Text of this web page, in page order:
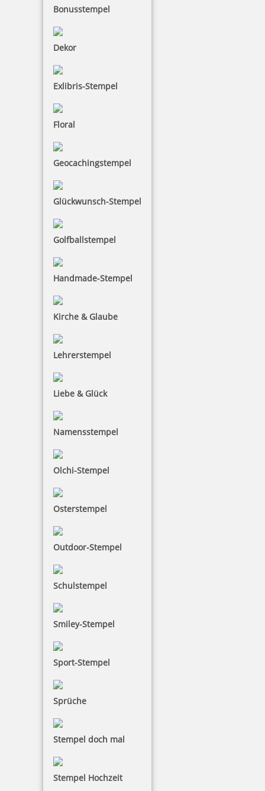
Bonusstempel
Dekor
Exlibris-Stempel
Floral
Geocachingstempel
Glückwunsch-Stempel
Golfballstempel
Handmade-Stempel
Kirche & Glaube
Lehrerstempel
Liebe & Glück
Namensstempel
Olchi-Stempel
Osterstempel
Outdoor-Stempel
Schulstempel
Smiley-Stempel
Sport-Stempel
Sprüche
Stempel doch mal
Stempel Hochzeit